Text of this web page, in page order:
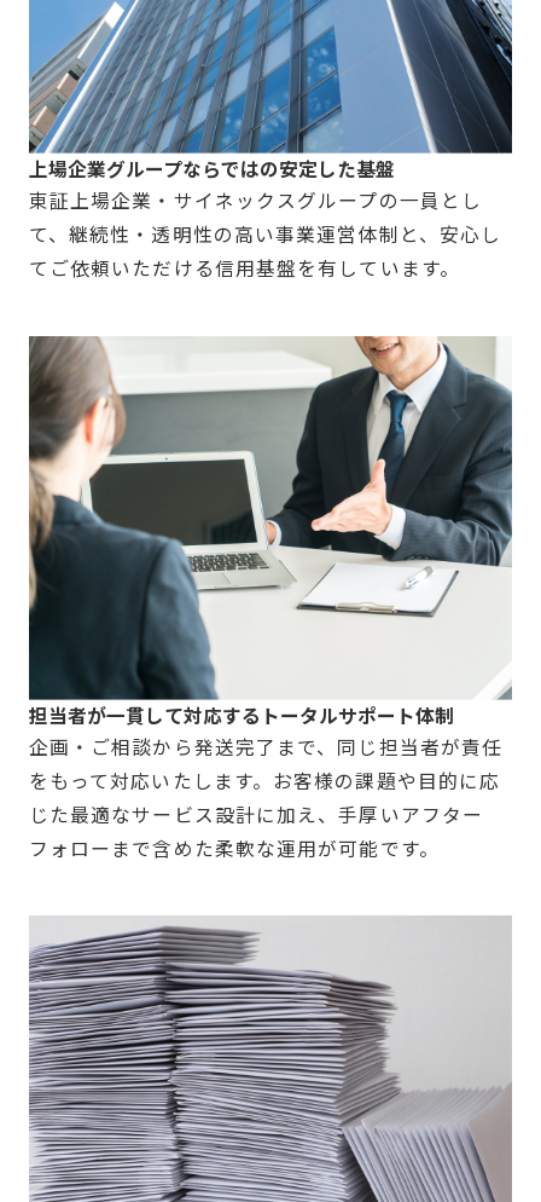
上場企業グループならではの安定した基盤
東証上場企業・サイネックスグループの一員とし
て、継続性・透明性の高い事業運営体制と、安心し
てご依頼いただける信用基盤を有しています。
担当者が一貫して対応するトータルサポート体制
企画・ご相談から発送完了まで、同じ担当者が責任
をもって対応いたします。お客様の課題や目的に応
じた最適なサービス設計に加え、手厚いアフター
フォローまで含めた柔軟な運用が可能です。